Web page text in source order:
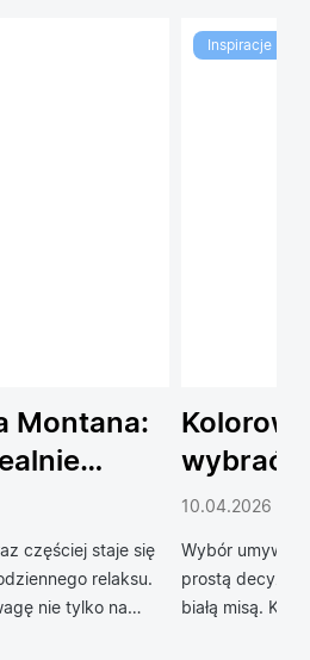
Montana:
częściej staje się
relaksu.
nie tylko na
Inspiracje
wybrać
do
10.04.2026
Wybór
prostą decyzją
białą misą.